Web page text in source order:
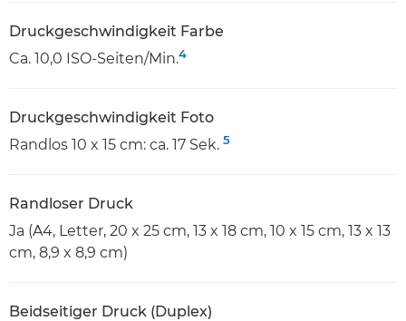
Druckgeschwindigkeit Farbe
Ca. 10,0 ISO-Seiten/Min.4
Druckgeschwindigkeit Foto
Randlos 10 x 15 cm: ca. 17 Sek. 5
Randloser Druck
Ja (A4, Letter, 20 x 25 cm, 13 x 18 cm, 10 x 15 cm, 13 x 13
cm, 8,9 x 8,9 cm)
Beidseitiger Druck (Duplex)